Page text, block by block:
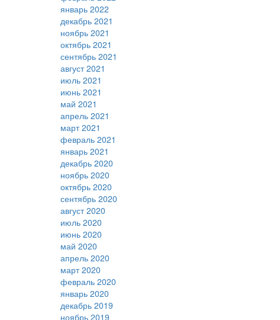
январь 2022
декабрь 2021
ноябрь 2021
октябрь 2021
сентябрь 2021
август 2021
июль 2021
июнь 2021
май 2021
апрель 2021
март 2021
февраль 2021
январь 2021
декабрь 2020
ноябрь 2020
октябрь 2020
сентябрь 2020
август 2020
июль 2020
июнь 2020
май 2020
апрель 2020
март 2020
февраль 2020
январь 2020
декабрь 2019
ноябрь 2019